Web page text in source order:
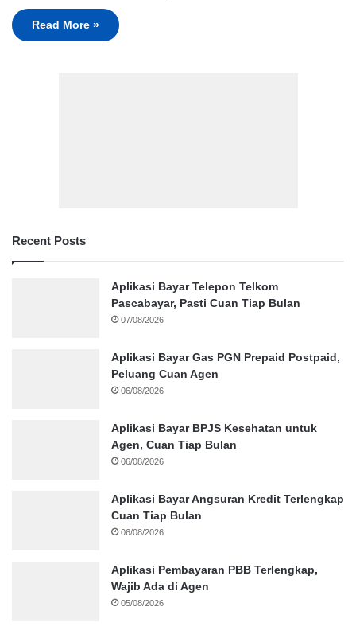
Read More »
Recent Posts
Aplikasi Bayar Telepon Telkom
Pascabayar, Pasti Cuan Tiap Bulan
07/08/2026
Aplikasi Bayar Gas PGN Prepaid Postpaid,
Peluang Cuan Agen
06/08/2026
Aplikasi Bayar BPJS Kesehatan untuk
Agen, Cuan Tiap Bulan
06/08/2026
Aplikasi Bayar Angsuran Kredit Terlengkap
Cuan Tiap Bulan
06/08/2026
Aplikasi Pembayaran PBB Terlengkap,
Wajib Ada di Agen
05/08/2026